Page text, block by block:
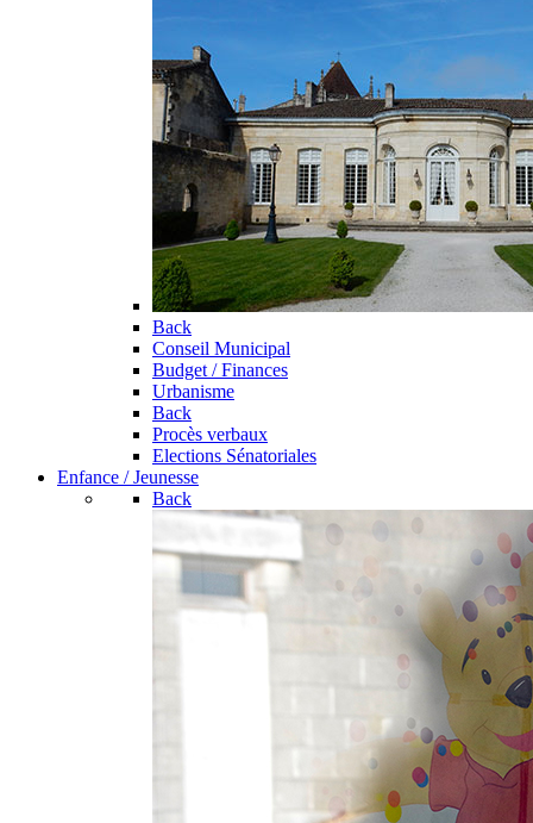
Back
Conseil Municipal
Budget / Finances
Urbanisme
Back
Procès verbaux
Elections Sénatoriales
Enfance / Jeunesse
Back